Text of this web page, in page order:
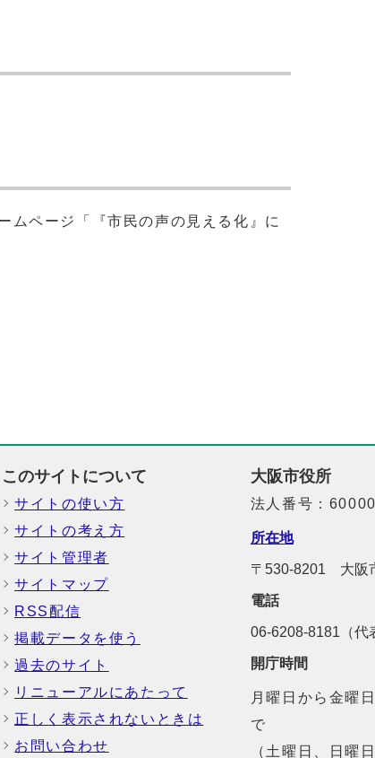
ムページ「『市民の声の見える化』に
このサイトについて
サイトの使い方
サイトの考え方
サイト管理者
サイトマップ
RSS配信
掲載データを使う
過去のサイト
リニューアルにあたって
正しく表示されないときは
お問い合わせ
大阪市役所
法人番号：
所在地
〒530-8201 大阪
電話
06-6208-8181（代
開庁時間
月曜日から金曜
で
（土曜日、日曜